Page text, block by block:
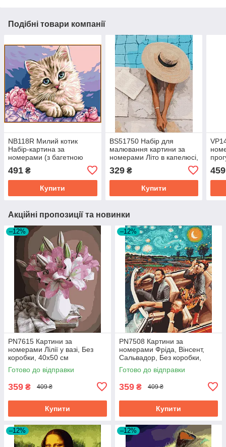
Подібні товари компанії
NB118R Милий котик
Набір-картина за
номерами (з багетною
коробці
491 ₴
Купити
BS51750 Набір для
малювання картини за
номерами Літо в капелюсі,
329₴
Купити
459
Акційні пропозиції та новинки
–12%
PN7615 Картини за
номерами Лілії у вазі, Без
коробки, 40х50 см
Готово до відправки
359 ₴ 409 ₴
Купити
–12%
PN7508 Картини за
номерами Фріда, Вінсент,
Сальвадор, Без коробки,
40х50 см
Готово до відправки
359 ₴ 409 ₴
Купити
–12% –12%